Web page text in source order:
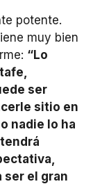
potente.
muy bien
“Lo
ser
sitio en
nadie lo ha
ser el gran